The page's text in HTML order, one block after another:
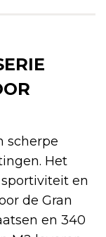
scherpe
Het
en
de Gran
en 340